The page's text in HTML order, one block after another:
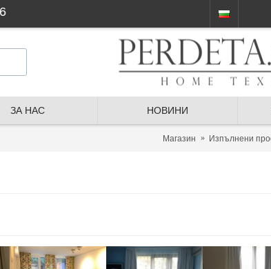
ЗА НАС НОВИНИ
Магазин Изпълнени